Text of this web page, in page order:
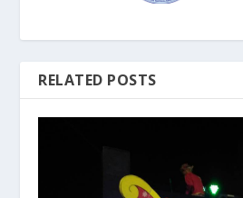
RELATED POSTS